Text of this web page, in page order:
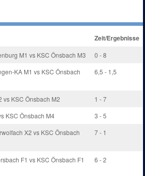
Zeit/Ergebnisse
M1 vs KSC Önsbach M3
0 - 8
KA M1 vs KSC Önsbach
6,5 - 1,5
vs KSC Önsbach M2
1 - 7
KSC Önsbach M4
3 - 5
X2 vs KSC Önsbach
7 - 1
F1 vs KSC Önsbach F1 6 - 2